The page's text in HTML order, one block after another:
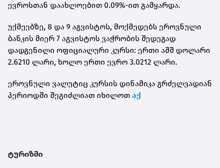
ევროსთან დაახლოებით 0.09%-ით გამყარდა.
უქმეებზე, 8 და 9 აგვისტოს, მოქმედებს ეროვნული
ბანკის მიერ 7 აგვისტოს ვაჭრობის შედეგად
დადგენილი ოფიციალური კურსი: ერთი აშშ დოლარი
2.6210 ლარი, ხოლო ერთი ევრო 3.0212 ლარი.
ეროვნული ვალუტიც კურსის დინამიკა გრძელვადიან
პერიოდში შეგიძლიათ იხილოთ აქ
ტურიზმი